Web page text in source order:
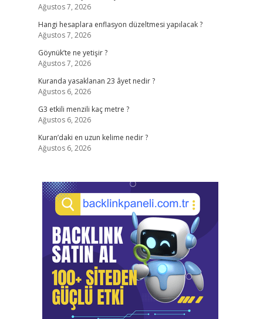
Ağustos 7, 2026
Hangi hesaplara enflasyon düzeltmesi yapılacak ?
Ağustos 7, 2026
Göynük’te ne yetişir ?
Ağustos 7, 2026
Kuranda yasaklanan 23 âyet nedir ?
Ağustos 6, 2026
G3 etkili menzili kaç metre ?
Ağustos 6, 2026
Kuran’daki en uzun kelime nedir ?
Ağustos 6, 2026